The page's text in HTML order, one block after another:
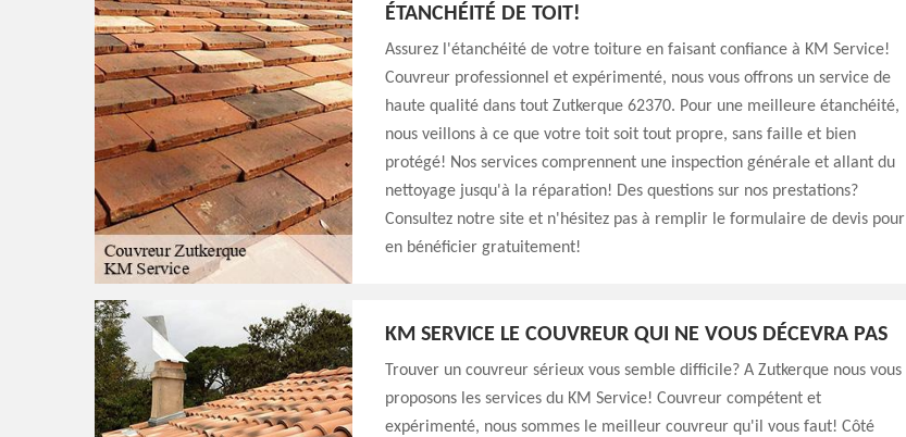
ÉTANCHÉITÉ DE TOIT!
Assurez l'étanchéité de votre toiture en faisant confiance à KM Service!
Couvreur professionnel et expérimenté, nous vous offrons un service de
haute qualité dans tout Zutkerque 62370. Pour une meilleure étanchéité,
nous veillons à ce que votre toit soit tout propre, sans faille et bien
protégé! Nos services comprennent une inspection générale et allant du
nettoyage jusqu'à la réparation! Des questions sur nos prestations?
Consultez notre site et n'hésitez pas à remplir le formulaire de devis pour
en bénéficier gratuitement!
KM SERVICE LE COUVREUR QUI NE VOUS DÉCEVRA PAS
Trouver un couvreur sérieux vous semble difficile? A Zutkerque nous vous
proposons les services du KM Service! Couvreur compétent et
expérimenté, nous sommes le meilleur couvreur qu'il vous faut! Côté